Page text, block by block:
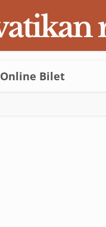
Online Bilet